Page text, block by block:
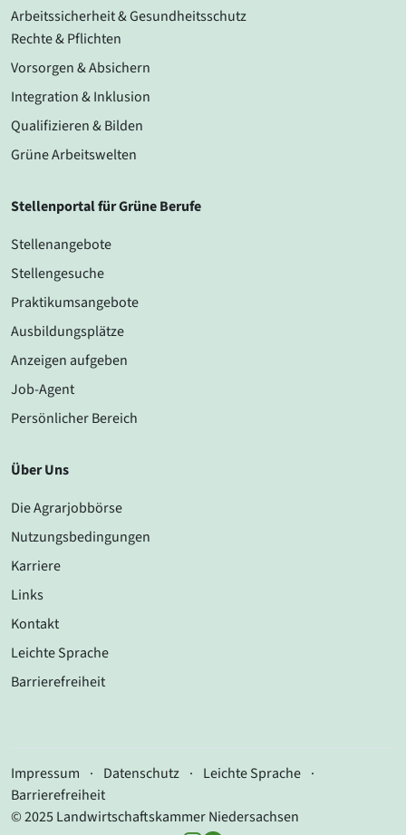
Arbeitssicherheit & Gesundheitsschutz
Rechte & Pflichten
Vorsorgen & Absichern
Integration & Inklusion
Qualifizieren & Bilden
Grüne Arbeitswelten
Stellenportal für Grüne Berufe
Stellenangebote
Stellengesuche
Praktikumsangebote
Ausbildungsplätze
Anzeigen aufgeben
Job-Agent
Persönlicher Bereich
Über Uns
Die Agrarjobbörse
Nutzungsbedingungen
Karriere
Links
Kontakt
Leichte Sprache
Barrierefreiheit
Impressum · Datenschutz · Leichte Sprache ·
Barrierefreiheit
© 2025 Landwirtschaftskammer Niedersachsen